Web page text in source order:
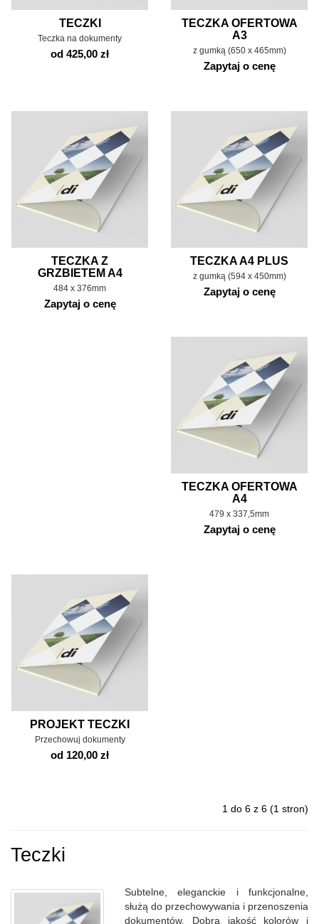
TECZKI
Teczka na dokumenty
od 425,00 zł
TECZKA OFERTOWA
A3
z gumką (650 x 465mm)
Zapytaj o cenę
TECZKA Z
GRZBIETEM A4
484 x 376mm
Zapytaj o cenę
TECZKA A4 PLUS
z gumką (594 x 450mm)
Zapytaj o cenę
TECZKA OFERTOWA
A4
479 x 337,5mm
Zapytaj o cenę
PROJEKT TECZKI
Przechowuj dokumenty
od 120,00 zł
1 do 6 z 6 (1 stron)
Teczki
Subtelne, eleganckie i funkcjonalne,
służą do przechowywania i przenoszenia
dokumentów. Dobra jakość kolorów i